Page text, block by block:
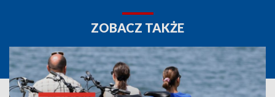
ZOBACZ TAKŻE